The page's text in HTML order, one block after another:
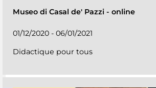
Museo di Casal de' Pazzi - online
01/12/2020 - 06/01/2021
Didactique pour tous